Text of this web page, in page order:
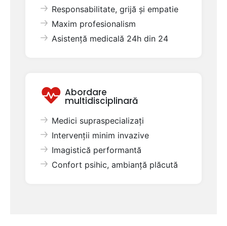
Responsabilitate, grijă și empatie
Maxim profesionalism
Asistență medicală 24h din 24
Abordare
multidisciplinară
Medici supraspecializați
Intervenții minim invazive
Imagistică performantă
Confort psihic, ambianță plăcută